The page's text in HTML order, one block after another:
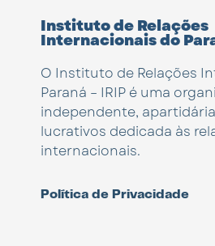
Instituto de Relações
Internacionais do
O Instituto de Relações
Paraná – IRIP é uma
independente,
lucrativos dedicada às
internacionais.
Política de Privacidade